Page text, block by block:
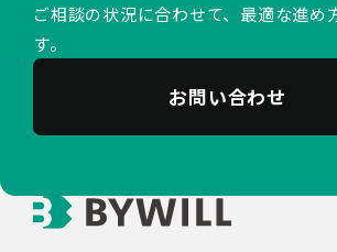
Google、Meta（Facebook）、X（
社の広告が掲載されています。
第三者配信事業者は、Cookie等の識別情報
当社のウェブサイトへの訪問・行動履歴情
ないデータに不可逆変換した上で第三者配
て照合を行い、その結果に基づいて広告を配
ご相談の状況に合わせて、最適な進め
す。
お問い合わせ